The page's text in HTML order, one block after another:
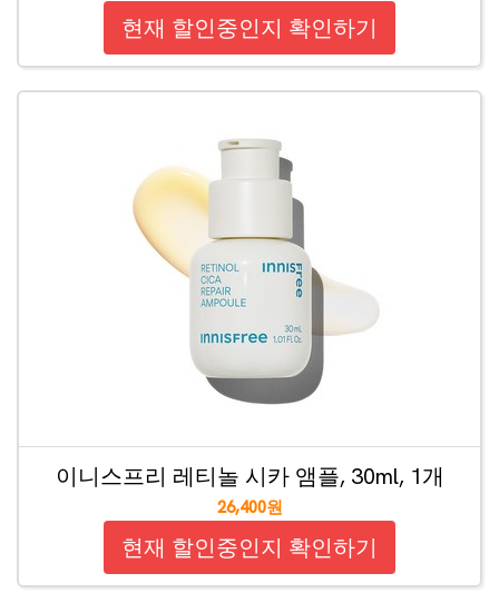
현재 할인중인지 확인하기
이니스프리 레티놀 시카 앰플, 30ml, 1개
26,400원
현재 할인중인지 확인하기